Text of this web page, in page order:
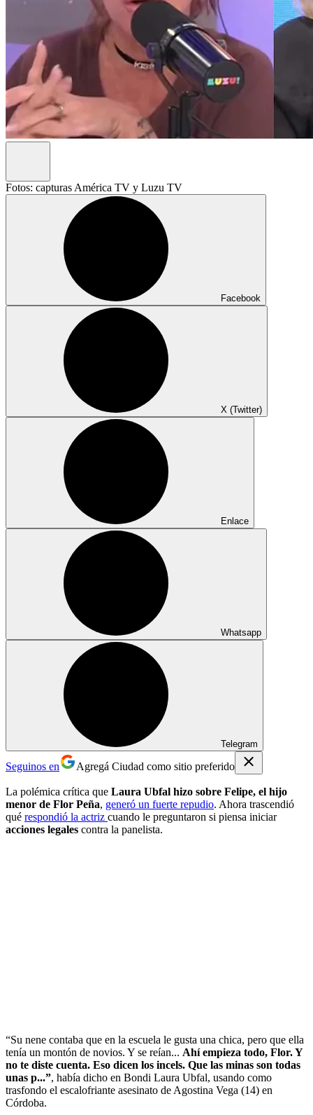
Fotos: capturas América TV y Luzu TV
Facebook
X (Twitter)
Enlace
Whatsapp
Telegram
Seguinos en Agregá Ciudad como sitio preferido
La polémica crítica que Laura Ubfal hizo sobre Felipe, el hijo
menor de Flor Peña, generó un fuerte repudio. Ahora trascendió
qué respondió la actriz cuando le preguntaron si piensa iniciar
acciones legales contra la panelista.
“Su nene contaba que en la escuela le gusta una chica, pero que ella
tenía un montón de novios. Y se reían... Ahí empieza todo, Flor. Y
no te diste cuenta. Eso dicen los incels. Que las minas son todas
unas p...”, había dicho en Bondi Laura Ubfal, usando como
trasfondo el escalofriante asesinato de Agostina Vega (14) en
Córdoba.